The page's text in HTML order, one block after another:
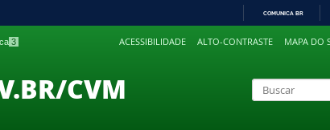
PARA
COMUNICA BR
3 ACESSIBILIDADE ALTO-CONTRASTE MAPA DO
CVM